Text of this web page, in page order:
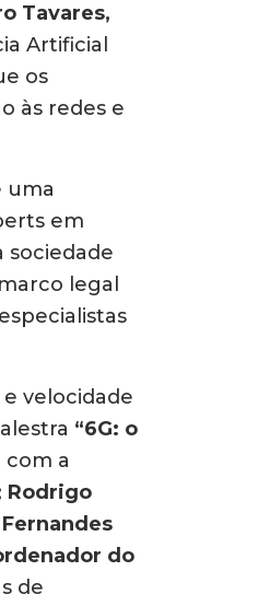
Tavares,
Artificial
os
às redes e
uma
em
sociedade
legal
velocidade
“6G: o
a
Rodrigo
do
de